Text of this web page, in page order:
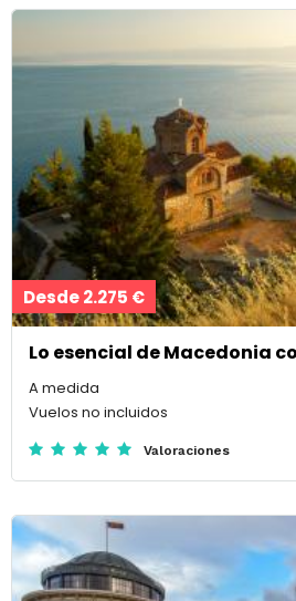
Desde 2.275 €
Lo esencial de Macedonia
A medida
Vuelos no incluidos
Valoraciones